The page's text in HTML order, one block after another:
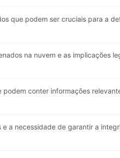
que podem ser cruciais para a
na nuvem e as implicações
conter informações
a necessidade de garantir a